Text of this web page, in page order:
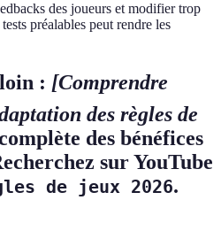
des joueurs et modifier trop
préalables peut rendre les
: [Comprendre
des règles de
des bénéfices
sur YouTube
de jeux 2026.